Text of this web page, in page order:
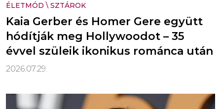
ÉLETMÓD \ SZTÁROK
Kaia Gerber és Homer Gere együtt
hódítják meg Hollywoodot – 35
évvel szüleik ikonikus románca után
2026.07.29.